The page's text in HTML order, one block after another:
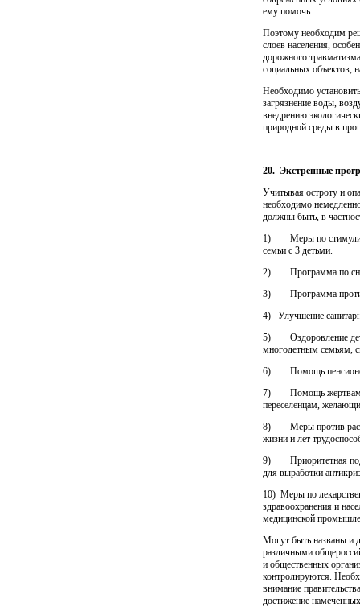
ему помочь.
Поэтому необходим
слоев населения,
дорожного
социальных объектов,
Необходимо
загрязнение воды,
внедрению
природной среды в
20. Экстренные
Учитывая остроту и
необходимо
должны быть, в
1) Меры по
семьи с 3 детьми.
2) Программа по
3) Программа против
4) Улучшение
5) Оздоровление
многодетным семьям,
6) Помощь
7) Помощь жертвам
переселенцам,
8) Меры против
жизни и лет
9) Приоритетная
для выработки
10) Меры по
здравоохранения и
медицинской
Могут быть названы и
различными
и обществен­ных
контролируются.
внимание
достиже­ние